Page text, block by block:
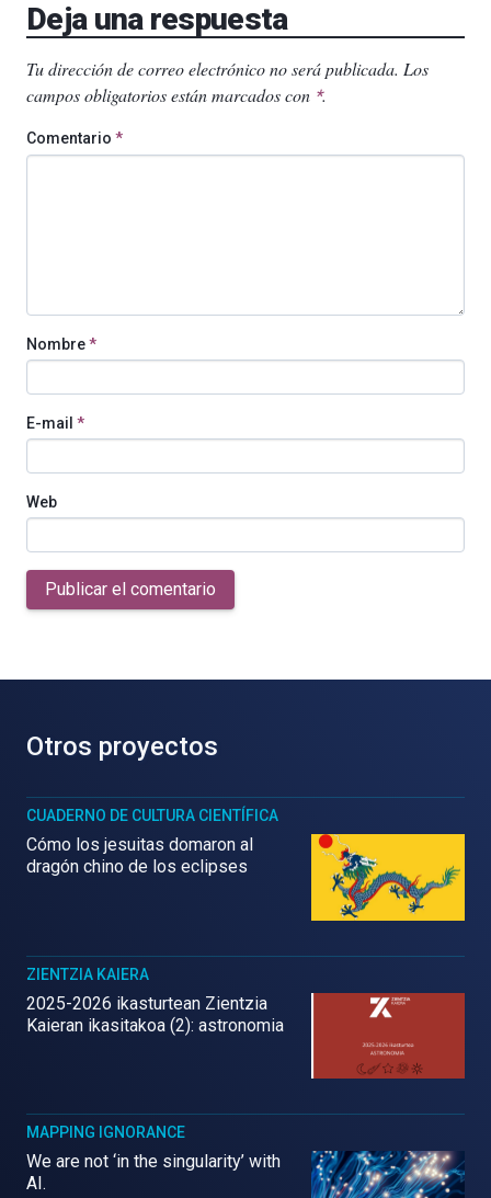
Deja una respuesta
Tu dirección de correo electrónico no será publicada. Los
campos obligatorios están marcados con *.
Comentario *
Nombre*
E-mail *
Web
Publicar el comentario
Otros proyectos
CUADERNO DE CULTURA CIENTÍFICA
Cómo los jesuitas domaron al
dragón chino de los eclipses
ZIENTZIA KAIERA
2025-2026 ikasturtean Zientzia
Kaieran ikasitakoa (2): astronomia
MAPPING IGNORANCE
We are not ‘in the singularity’ with
AI.